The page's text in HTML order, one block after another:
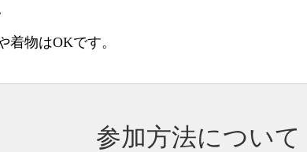
着物はOKです。
参加方法について